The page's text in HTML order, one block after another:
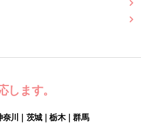
します。
川｜茨城｜栃木｜群馬